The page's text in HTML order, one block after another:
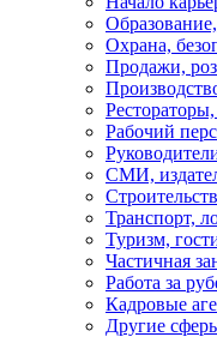
Охрана,
Продажи,
Рабочий
СМИ,
Транспорт,
Туризм,
Частичная
Работа за
Кадровые
Другие